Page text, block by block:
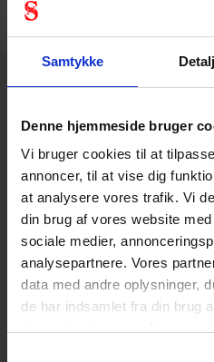
Samtykke
Denne hjemmeside bruger
Vi bruger cookies til at
annoncer, til at vise dig
at analysere vores trafik. Vi
din brug af vores website
sociale medier,
analysepartnere. Vores
data med andre oplysninger,
de har indsamlet fra din brug
Tekniske
Åndedrætsværn
Partikelfilter
Personlige